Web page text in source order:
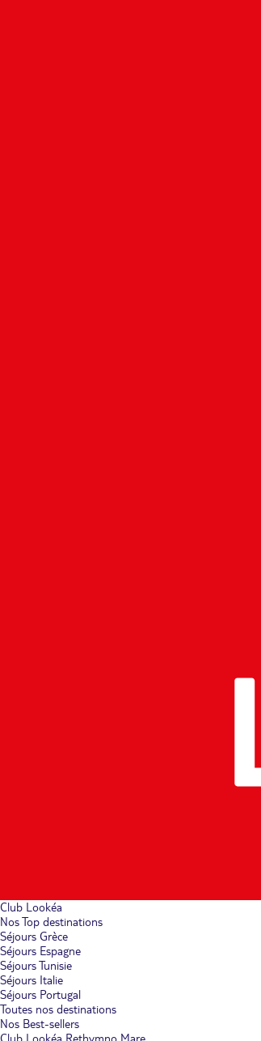
Club Lookéa
Nos Top destinations
Séjours Grèce
Séjours Espagne
Séjours Tunisie
Séjours Italie
Séjours Portugal
Toutes nos destinations
Nos Best-sellers